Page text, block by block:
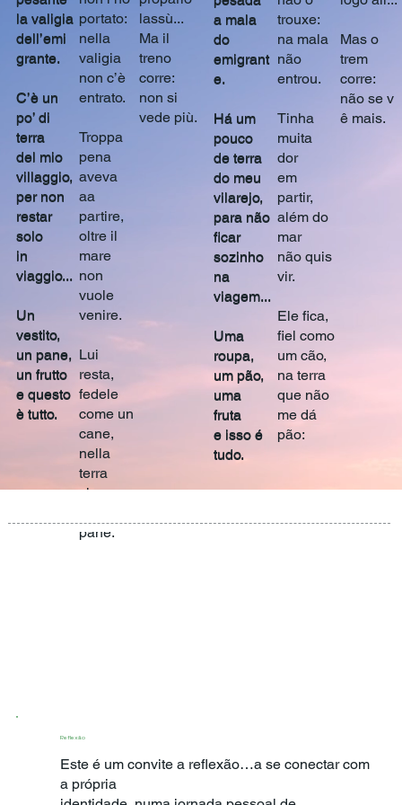
la valigia
dell’emi
grante.
C’è un
po’ di
terra
del mio
villaggio,
per non
restar
solo
in
viaggio...
Un
vestito,
un pane,
un frutto
e questo
è tutto.
portato:
nella
valigia
non c’è
entrato.
Troppa
pena
aveva
aa
partire,
oltre il
mare
non
vuole
venire.
Lui
resta,
fedele
come un
cane,
nella
terra
che non
pane:
lassù...
Ma il
treno
corre:
non si
vede più.
a mala
do
emigrant
e.
Há um
pouco
de terra
do meu
vilarejo,
para não
ficar
sozinho
na
viagem...
Uma
roupa,
um pão,
uma
fruta
e isso é
tudo.
trouxe:
na mala
não
entrou.
Tinha
muita
dor
em
partir,
além do
mar
não quis
vir.
Ele fica,
fiel como
um cão,
na terra
que não
me dá
pão:
Mas o
trem
corre:
não se v
ê mais.
Reflexão
Este é um convite a reflexão…a se conectar com
a própria